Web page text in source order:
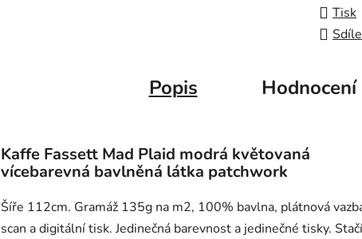
Tisk
Popis Hodnocení
Kaffe Fassett Mad Plaid modrá květovaná
vícebarevná bavlněná látka patchwork
Šíře 112cm. Gramáž 135g na m2, 100% bavlna, plátnová
scan a digitální tisk. Jedinečná barevnost a jedinečné tisky. Stačí